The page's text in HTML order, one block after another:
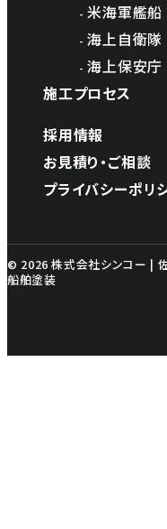
米海軍艦船
海上自衛隊
海上保安庁
施工プロセス
採用情報
お見積り・ご相談
プライバシーポリ
© 2026 株式会社シンコー |
船舶塗装